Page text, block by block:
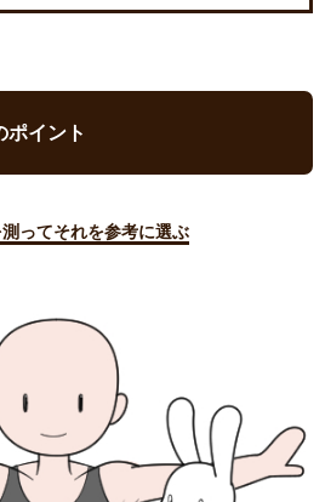
イント
ってそれを参考に選ぶ